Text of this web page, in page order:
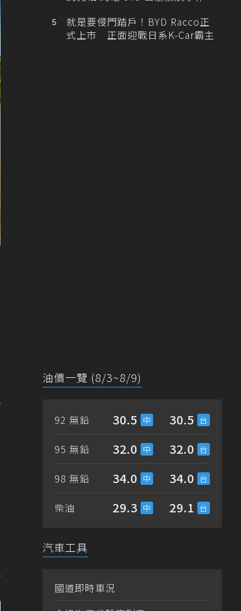
就是要侵門踏戶！BYD Racco正
式上市 正面迎戰日系K-Car霸主
油價一覽 (8/3~8/9)
92 無鉛 30.5 30.5
95 無鉛 32.0 32.0
98 無鉛 34.0 34.0
柴油 29.3 29.1
汽車工具
國道即時車況